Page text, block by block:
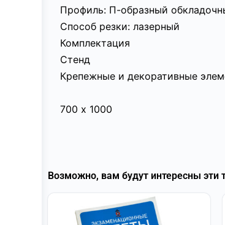
Профиль: П-образный
Способ резки: лазерный
Комплектация
Стенд
Крепежные и декоративные
700 х 1000
Возможно, вам будут интересны эти